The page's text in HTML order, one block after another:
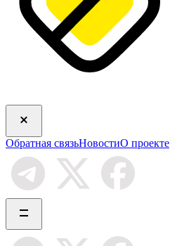
Обратная связьНовостиО проекте